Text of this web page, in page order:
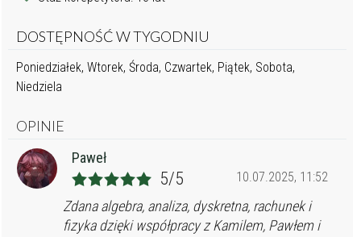
DOSTĘPNOŚĆ W TYGODNIU
Poniedziałek, Wtorek, Środa, Czwartek, Piątek, Sobota,
Niedziela
OPINIE
Paweł
10.07.2025, 11:52
5/5
Zdana algebra, analiza, dyskretna, rachunek i
fizyka dzięki współpracy z Kamilem, Pawłem i